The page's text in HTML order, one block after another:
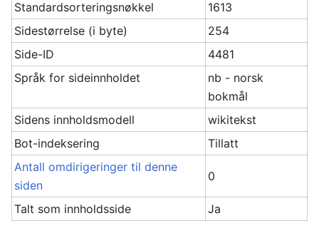
Standardsorteringsnøkkel
1613
Sidestørrelse (i byte)
254
Side-ID
4481
Språk for sideinnholdet
nb - norsk
bokmål
Sidens innholdsmodell
wikitekst
Bot-indeksering
Tillatt
Antall omdirigeringer til denne
siden
0
Talt som innholdsside Ja